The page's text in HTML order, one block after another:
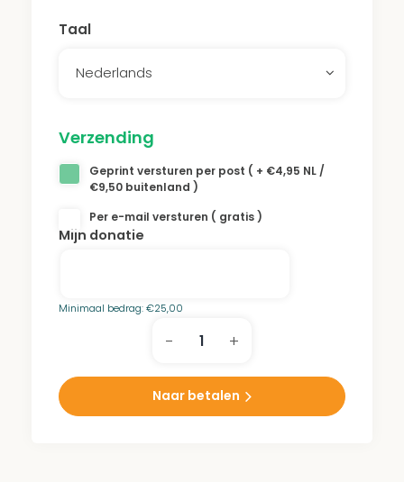
Taal
Nederlands
Verzending
Geprint versturen per post ( + €4,95 NL /
€9,50 buitenland )
Per e-mail versturen ( gratis )
Mijn donatie
Minimaal bedrag:€25,00
-
Park
+
Naar betalen